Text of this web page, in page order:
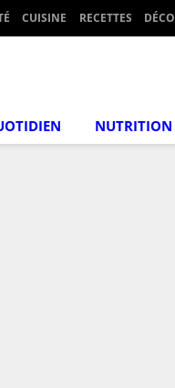
CUISINE RECETTES DÉCO
NUTRITION